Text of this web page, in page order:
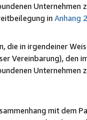
in Anhang 2
die in irgendeiner
Vereinbarung), den
mit dem